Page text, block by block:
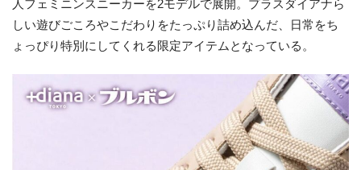
人フェミニンスニーカーを2モデルで展開。プラスダイアナら
しい遊びごころやこだわりをたっぷり詰め込んだ、日常をち
ょっぴり特別にしてくれる限定アイテムとなっている。